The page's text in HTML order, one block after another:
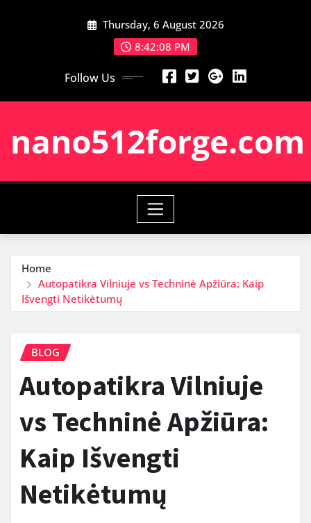
Thursday, 6 August 2026
8:42:09 PM
Follow Us
nano512forge.com
Home
Autopatikra Vilniuje vs Techninė Apžiūra: Kaip
Išvengti Netikėtumų
BLOG
Autopatikra Vilniuje
vs Techninė Apžiūra:
Kaip Išvengti
Netikėtumų